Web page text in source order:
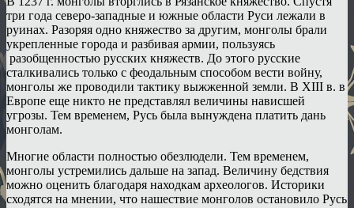
три года северо-западные и южные области Руси лежали в
руинах. Разоряя одно княжество за другим, монголы брали
укрепленные города и разбивая армии, пользуясь
разобщенностью русских княжеств. До этого русские
сталкивались только с феодальным способом вести войну,
монголы же проводили тактику выжженной земли. В XIII в. в
Европе еще никто не представлял величины нависшей
угрозы. Тем временем, Русь была вынуждена платить дань
монголам.
Многие области полностью обезлюдели. Тем временем,
монголы устремились дальше на запад. Величину бедствия
можно оценить благодаря находкам археологов. Историки
сходятся на мнении, что нашествие монголов остановило Русь